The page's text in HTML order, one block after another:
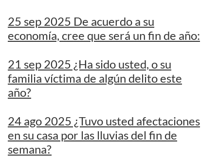
25 sep 2025 De acuerdo a su
economía, cree que será un fin de año:
21 sep 2025 ¿Ha sido usted, o su
familia víctima de algún delito este
año?
24 ago 2025 ¿Tuvo usted afectaciones
en su casa por las lluvias del fin de
semana?